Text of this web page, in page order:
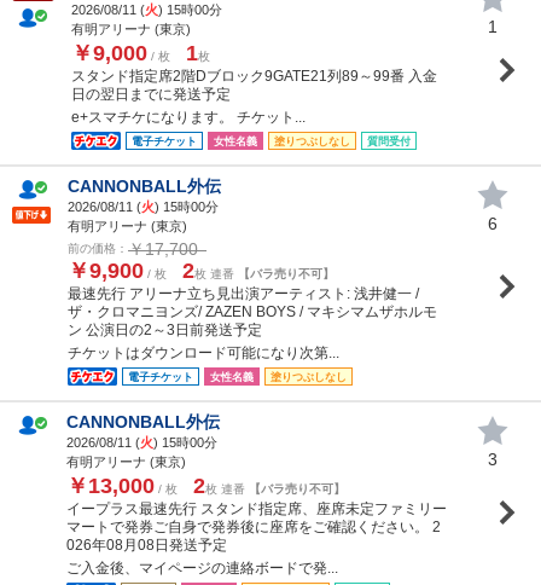
2026/08/11 (火) 15時00分
有明アリーナ (東京)
￥9,000 / 枚 1枚
スタンド指定席2階Dブロック9GATE21列89～99番 入金
日の翌日までに発送予定
e+スマチケになります。 チケット...
電子チケット 女性名義 塗りつぶしなし 質問受付
1
CANNONBALL外伝
2026/08/11 (火) 15時00分
有明アリーナ (東京)
前の価格： ￥17,700
￥9,900 / 枚 2枚 連番 【バラ売り不可】
最速先行 アリーナ立ち見出演アーティスト: 浅井健一 /
ザ・クロマニヨンズ/ ZAZEN BOYS / マキシマムザホルモ
ン 公演日の2～3日前発送予定
チケットはダウンロード可能になり次第...
電子チケット 女性名義 塗りつぶしなし
6
CANNONBALL外伝
2026/08/11 (火) 15時00分
有明アリーナ (東京)
￥13,000 / 枚 2枚 連番 【バラ売り不可】
イープラス最速先行 スタンド指定席、座席未定ファミリー
マートで発券ご自身で発券後に座席をご確認ください。 2
026年08月08日発送予定
ご入金後、マイページの連絡ボードで発...
3